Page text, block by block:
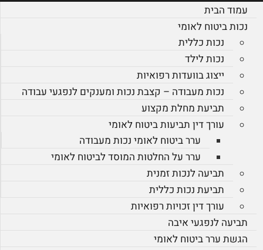
עמוד הבית
נכות ביטוח לאומי
נכות כללית
נכות לילד
ייצוג בוועדות רפואיות
נכות מעבודה – קצבת נכות ומענקים לנפגעי עבודה
תביעת מחלת מקצוע
עורך דין תביעות ביטוח לאומי
ערר ביטוח לאומי נכות מעבודה
ערר על החלטות המוסד לביטוח לאומי
תביעה לנכות זמנית
תביעת נכות כללית
עורך דין זכויות רפואיות
תביעה לנפגעי איבה
הגשת ערר ביטוח לאומי